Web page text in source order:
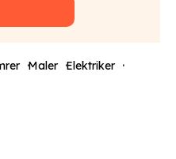
Maler Elektriker